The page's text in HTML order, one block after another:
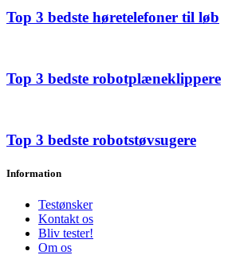
Top 3 bedste høretelefoner til løb
Top 3 bedste robotplæneklippere
Top 3 bedste robotstøvsugere
Information
Testønsker
Kontakt os
Bliv tester!
Om os